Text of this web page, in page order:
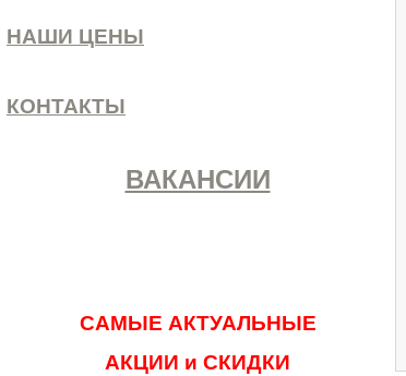
НАШИ ЦЕНЫ
КОНТАКТЫ
ВАКАНСИИ
САМЫЕ АКТУАЛЬНЫЕ
АКЦИИ и СКИДКИ